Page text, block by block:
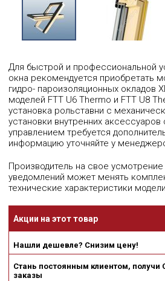
Для быстрой и профессиональной
окна рекомендуется приобретать
гидро- пароизоляционных окладов
моделей FTT U6 Thermo и FTT U8
установка рольставни с
установки внутренних
управлением требуется
информацию уточняйте у
Производитель на свое
уведомлений может менять
технические характеристики
Акции на этот товар
Нашли дешевле? Снизим цену!
Стань постоянным клиентом, получи
заказы